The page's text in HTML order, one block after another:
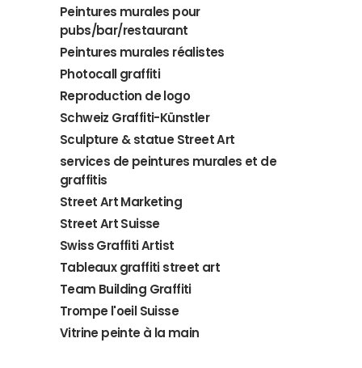
Peintures murales pour
pubs/bar/restaurant
Peintures murales réalistes
Photocall graffiti
Reproduction de logo
Schweiz Graffiti-Künstler
Sculpture & statue Street Art
services de peintures murales et de
graffitis
Street Art Marketing
Street Art Suisse
Swiss Graffiti Artist
Tableaux graffiti street art
Team Building Graffiti
Trompe l'oeil Suisse
Vitrine peinte à la main